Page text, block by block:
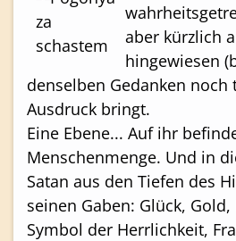
aber kürzlich
hingewiesen
denselben Gedanken noch
Ausdruck bringt.
Eine Ebene... Auf ihr
Menschenmenge. Und in
Satan aus den Tiefen des
seinen Gaben: Glück, Gold,
Symbol der Herrlichkeit,